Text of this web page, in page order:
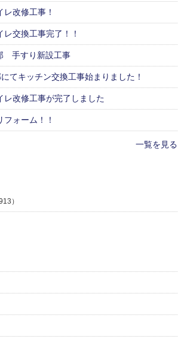
改修工事！
交換工事完了！！
手すり新設工事
てキッチン交換工事始まりました！
改修工事が完了しました
ォーム！！
一覧を見る
）